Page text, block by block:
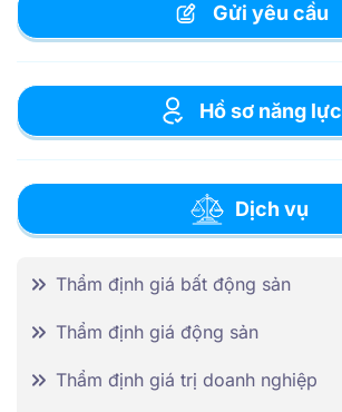
Gửi yêu cầu
Hồ sơ năng lực
Dịch vụ
Thẩm định giá bất động sản
Thẩm định giá động sản
Thẩm định giá trị doanh nghiệp